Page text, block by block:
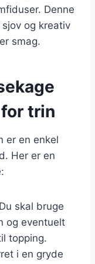
Denne
og kreativ
smag.
trin
er en enkel
Her er en
skal bruge
og eventuelt
topping.
i en gryde